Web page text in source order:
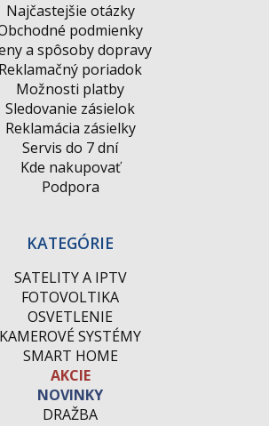
Najčastejšie otázky
podmienky
a spôsoby dopravy
Reklamačný poriadok
Možnosti platby
Sledovanie zásielok
Reklamácia zásielky
Servis do 7 dní
Kde nakupovať
Podpora
KATEGÓRIE
SATELITY A IPTV
FOTOVOLTIKA
OSVETLENIE
KAMEROVÉ SYSTÉMY
SMART HOME
AKCIE
NOVINKY
DRAŽBA